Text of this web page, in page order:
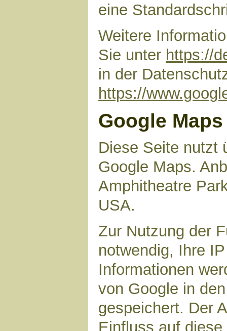
eine
Weitere
Sie unter https://
in der
https://
Google Maps
Diese Seite nutzt
Google Maps.
Amphitheatre
USA.
Zur Nutzung der
notwendig, Ihre
Informationen
von Google in
gespeichert. Der
Einfluss auf